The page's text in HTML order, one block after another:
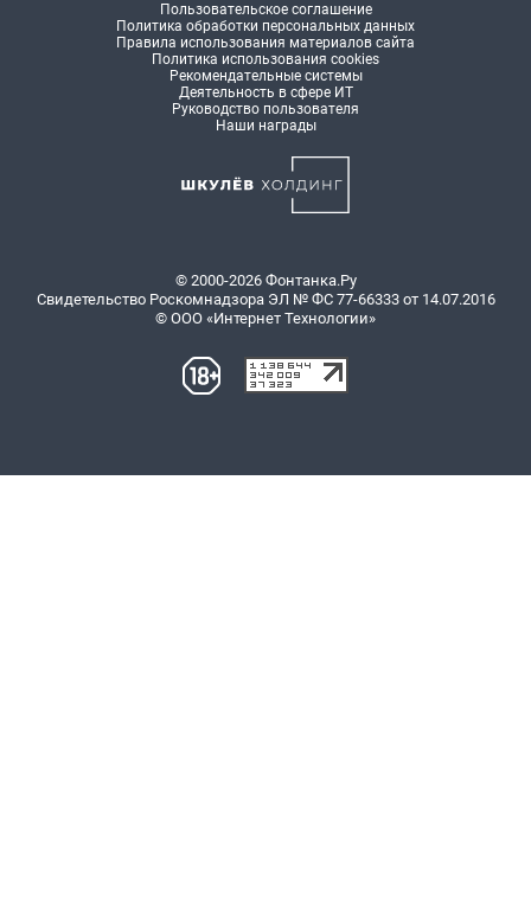
Пользовательское соглашение
Политика обработки персональных данных
Правила использования материалов сайта
Политика использования cookies
Рекомендательные системы
Деятельность в сфере ИТ
Руководство пользователя
Наши награды
© 2000-2026 Фонтанка.Ру
Свидетельство Роскомнадзора ЭЛ № ФС 77-66333 от 14.07.2016
© ООО «Интернет Технологии»